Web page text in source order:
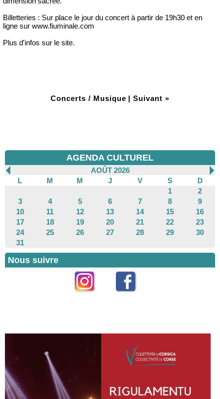
Billetteries : Sur place le jour du concert à partir de 19h30 et en
ligne sur www.fiuminale.com
Plus d'infos sur le site.
Concerts / Musique | Suivant »
AGENDA CULTUREL
AOÛT 2026
L
M M J V S
D
1
2
3
4 5 6 7 8
9
10
11 12 13 14 15
16
17
18 19 20 21 22
23
24
25 26 27 28 29
30
31
Nous suivre